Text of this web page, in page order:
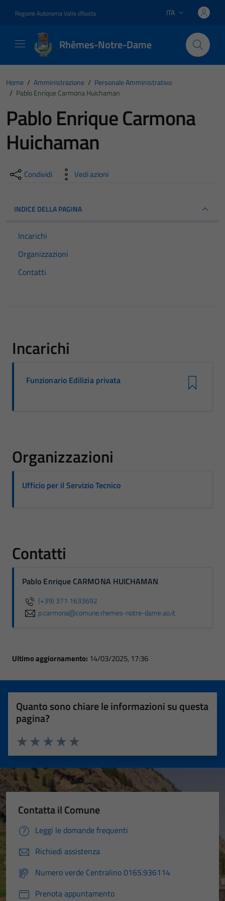
Regione Autonoma Valle d'Aosta Lingua attiva:
ITA
Rhêmes-Notre-Dame
Home / Amministrazione / Personale Amministrativo
/ Pablo Enrique Carmona Huichaman
Pablo Enrique Carmona
Huichaman
Condividi Vedi azioni
INDICE DELLA PAGINA
Incarichi
Organizzazioni
Contatti
Incarichi
Funzionario Edilizia privata
Organizzazioni
Ufficio per il Servizio Tecnico
Contatti
Pablo Enrique CARMONA HUICHAMAN
(+39) 371 1633692
p.carmona@comune.rhemes-notre-dame.ao.it
Ultimo aggiornamento: 14/03/2025, 17:36
Quanto sono chiare le informazioni su questa
pagina?
Valuta 5 stelle su 5
Valuta 4 stelle su 5
Valuta 3 stelle su 5
Valuta 2 stelle su 5
Valuta 1 stelle su 5
Contatta il Comune
Leggi le domande frequenti
Richiedi assistenza
Numero verde Centralino 0165.936114
Prenota appuntamento